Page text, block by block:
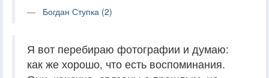
Богдан Ступка (2)
Я вот перебираю фотографии и думаю:
как же хорошо, что есть воспоминания.